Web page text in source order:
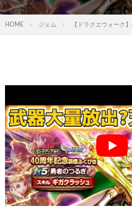
HOME ジェム 【ドラクエウォーク